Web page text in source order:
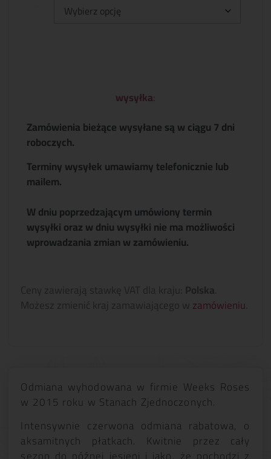
wysyłka:
Zamówienia bieżące wysyłane są w ciągu 7 dni
roboczych.
Terminy wysyłek umawiamy telefonicznie lub
mailem.
W dniu poprzedzającym umówiony termin
wysyłki oraz w dniu wysyłki nie ma możliwości
wprowadzania zmian w zamówieniu.
Ceny zawierają stawkę VAT dla kraju: Polska
Możesz zmienić kraj zamawiającego wzamówieniu
Odmiana wyhodowana w firmie Weeks Roses
w 2015 roku w Stanach Zjednoczonych.
Intensywnie czerwona odmiana rabatowa, o
aksamitnych płatkach. Kwitnie przez cały